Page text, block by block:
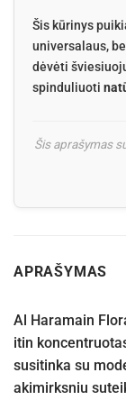
Šis kūrinys
universalaus,
dėvėti
spinduliuoti
Šis aprašymas
APRAŠYMAS
Al Haramain
itin
susitinka su
akimirksniu